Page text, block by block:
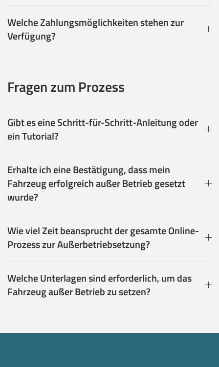
Welche Zahlungsmöglichkeiten stehen zur
Verfügung?
Fragen zum Prozess
Gibt es eine Schritt-für-Schritt-Anleitung oder
ein Tutorial?
Erhalte ich eine Bestätigung, dass mein
Fahrzeug erfolgreich außer Betrieb gesetzt
wurde?
Wie viel Zeit beansprucht der gesamte Online-
Prozess zur Außerbetriebsetzung?
Welche Unterlagen sind erforderlich, um das
Fahrzeug außer Betrieb zu setzen?